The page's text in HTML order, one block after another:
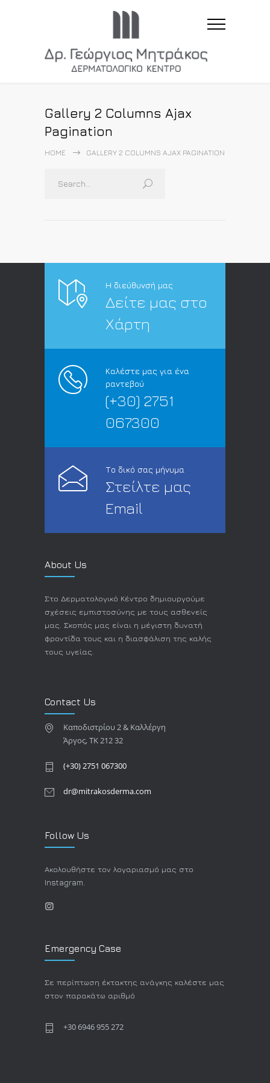
Gallery 2 Columns Ajax
Pagination
HOME GALLERY 2 COLUMNS AJAX PAGINATION
Η διεύθυνσή μας
Δείτε μας στο
Χάρτη
Καλέστε μας για ένα
ραντεβού
(+30) 2751
067300
Το δικό σας μήνυμα
Στείλτε μας
Email
About Us
Στο Δερματολογικό Κέντρο δημιουργούμε
σχέσεις εμπιστοσύνης με τους ασθενείς
μας. Σκοπός μας είναι η μέγιστη δυνατή
φροντίδα τους και η διασφάλιση της καλής
τους υγείας.
Contact Us
Καποδιστρίου 2 & Καλλέργη
Άργος, TK 212 32
(+30) 2751 067300
dr@mitrakosderma.com
Follow Us
Ακολουθήστε τον λογαριασμό μας στο
Instagram.
Emergency Case
Σε περίπτωση έκτακτης ανάγκης καλέστε μας
στον παρακάτω αριθμό
+30 6946 955 272